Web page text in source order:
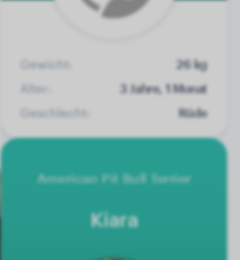
Gewicht:
26 kg
Alter:
3 Jahre, 1 Monat
Geschlecht:
Rüde
American Pit Bull Terrier
Kiara